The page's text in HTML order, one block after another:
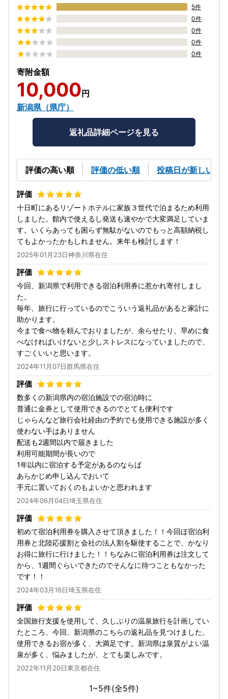
5件
0件
0件
0件
0件
寄附金額
10,000 円
新潟県（県庁）
返礼品詳細ページを見る
評価の高い順 評価の低い順 投稿日が新しい順
十日町にあるリゾートホテルに家族３世代で泊まるため利用
しました。館内で使えるし発送も速やかで大変満足していま
す。いくらあっても困らず無駄がないのでもっと高額納税し
てもよかったかもしれません。来年も検討します！
2025年01月23日神奈川県在住
今回、新潟県で利用できる宿泊利用券に惹かれ寄付しまし
た。
毎年、旅行に行っているのでこういう返礼品があると家計に
助かります。
今まで食べ物を頼んでおりましたが、余らせたり、早めに食
べなければいけないと少しストレスになっていましたので、
すごくいいと思います。
2024年11月07日群馬県在住
数多くの新潟県内の宿泊施設での宿泊時に
普通に金券として使用できるのでとても便利です
じゃらんなど旅行会社経由の予約でも使用できる施設が多く
使わない手はありません
配送も2週間以内で届きました
利用可能期間が長いので
1年以内に宿泊する予定があるのならば
あらかじめ申し込んでおいて
手元に置いておくのもよいかと思われます
2024年06月04日埼玉県在住
初めて宿泊利用券を購入させて頂きました！！今回ほ宿泊利
用券と北陸応援割と会社の法人割を駆使することで、かなり
お得に旅行に行けました！！ちなみに宿泊利用券は注文して
から、1週間ぐらいできたのでそんなに待つこともなかった
です！！
2024年03月16日埼玉県在住
全国旅行支援を使用して、久しぶりの温泉旅行を計画してい
たところ、今回、新潟県のこちらの返礼品を見つけました。
使用できるお宿が多く、大満足です。新潟県は泉質がよい温
泉が多く、悩みましたが、とても楽しみです。
2022年11月20日東京都在住
1~5件(全5件)